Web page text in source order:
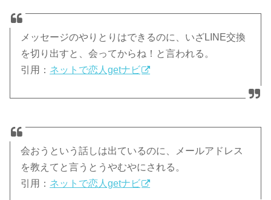
メッセージのやりとりはできるのに、いざLINE交換
を切り出すと、会ってからね！と言われる。
引用： ネットで恋人getナビ
会おうという話しは出ているのに、メールアドレス
を教えてと言うとうやむやにされる。
引用： ネットで恋人getナビ